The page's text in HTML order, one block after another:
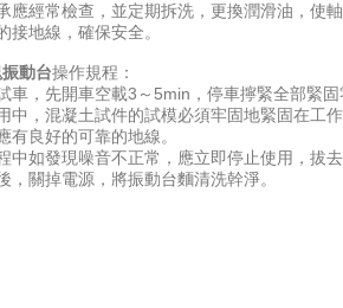
經常檢查，並定期拆洗，更換潤滑油，使
地線，確保安全。
動台操作規程：
，先開車空載3～5min，停車擰緊全部緊固
，混凝土試件的試模必須牢固地緊固在工
良好的可靠的地線。
如發現噪音不正常，應立即停止使用，拔去
關掉電源，將振動台麵清洗幹淨。